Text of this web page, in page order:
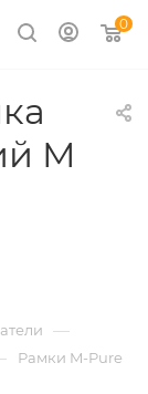
0
M
—
Рамки M-Pure